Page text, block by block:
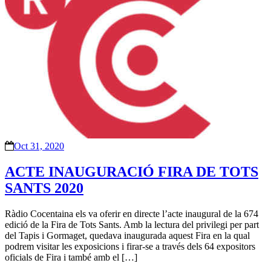
Oct 31, 2020
ACTE INAUGURACIÓ FIRA DE TOTS
SANTS 2020
Ràdio Cocentaina els va oferir en directe l’acte inaugural de la 674
edició de la Fira de Tots Sants. Amb la lectura del privilegi per part
del Tapis i Gormaget, quedava inaugurada aquest Fira en la qual
podrem visitar les exposicions i firar-se a través dels 64 expositors
oficials de Fira i també amb el […]